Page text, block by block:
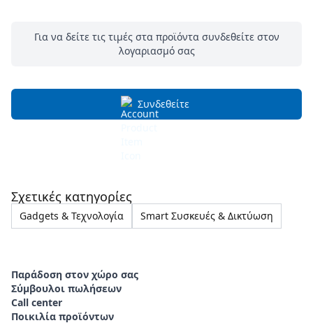
Για να δείτε τις τιμές στα προϊόντα συνδεθείτε στον
λογαριασμό σας
Συνδεθείτε
Σχετικές κατηγορίες
Gadgets & Τεχνολογία Smart Συσκευές & Δικτύωση
Παράδοση στον χώρο σας
Σύμβουλοι πωλήσεων
Call center
Ποικιλία προϊόντων